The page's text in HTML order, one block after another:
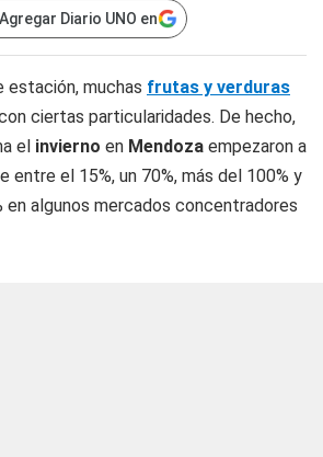
Agregar Diario UNO en
estación, muchas frutas y verduras
ciertas particularidades. De hecho,
el invierno en Mendoza empezaron a
entre el 15%, un 70%, más del 100% y
en algunos mercados concentradores